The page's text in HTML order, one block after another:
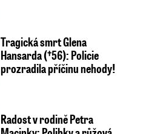
Tragická smrt Glena
Hansarda (†56): Policie
prozradila příčinu nehody!
Radost v rodině Petra